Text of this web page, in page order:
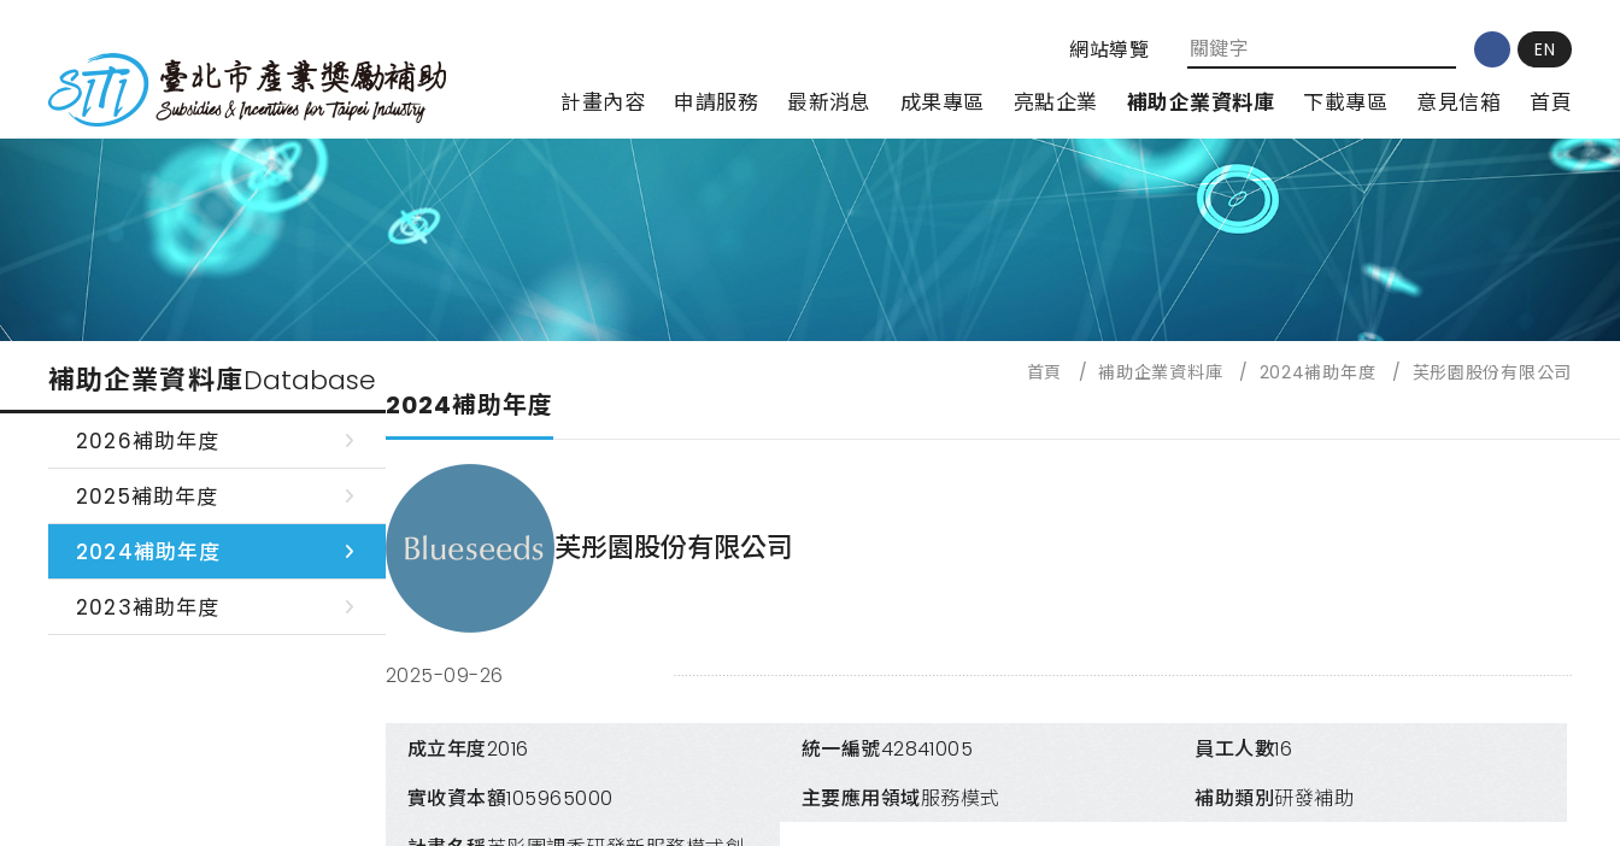
內
台北市產業獎勵補助
網站導覽 EN
計畫內容 申請服務 最新消息 成果專區 亮點企業 補助企業資料庫 下載專區 意見信箱 首頁
補助企業資料庫Database
2026補助年度
2025補助年度
2024補助年度
2023補助年度
首頁 / 補助企業資料庫 / 2024補助年度 / 芙彤園股份有限公司
2024補助年度
芙彤園股份有限公司
2025-09-26
成立年度2016 統一編號42841005 員工人數16
實收資本額105965000 主要應用領域服務模式 補助類別研發補助